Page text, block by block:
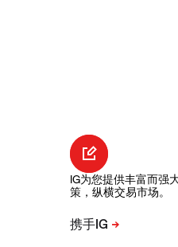
IG为您提供丰富而强
策，纵横交易市场。